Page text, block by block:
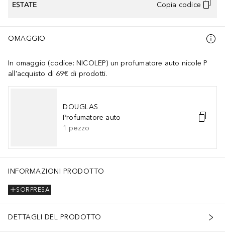
ESTATE Copia codice
OMAGGIO
In omaggio (codice: NICOLEP) un profumatore auto nicole P
all'acquisto di 69€ di prodotti.
DOUGLAS
Profumatore auto
1 pezzo
INFORMAZIONI PRODOTTO
SORPRESA
DETTAGLI DEL PRODOTTO